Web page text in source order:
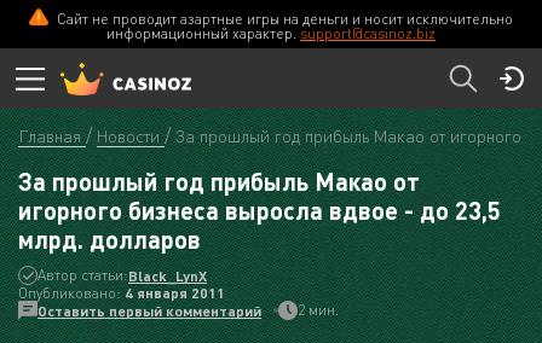
Сайт не проводит азартные игры на деньги и носит исключительно
информационный характер. support@casinoz.biz
Главная Новости За прошлый год прибыль Макао от игорного
За прошлый год прибыль Макао от
игорного бизнеса выросла вдвое - до 23,5
млрд. долларов
Автор статьи:Black_LynX
Опубликовано: 4 января 2011
Оставить первый комментарий
2 мин.